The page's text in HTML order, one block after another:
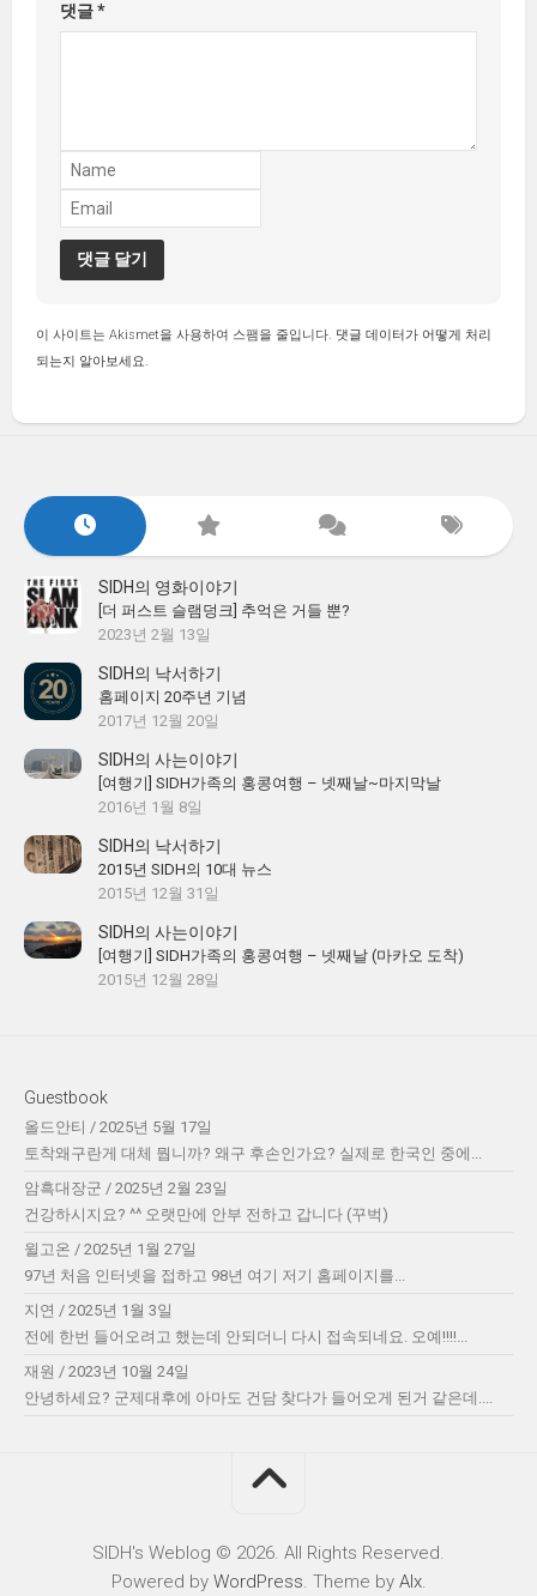
댓글*
이 사이트는 Akismet을 사용하여 스팸을 줄입니다. 댓글 데이터가 어떻게 처리
되는지 알아보세요.
SIDH의 영화이야기
[더 퍼스트 슬램덩크] 추억은 거들 뿐?
2023년 2월 13일
SIDH의 낙서하기
홈페이지 20주년 기념
2017년 12월 20일
SIDH의 사는이야기
[여행기] SIDH가족의 홍콩여행 – 넷째날~마지막날
2016년 1월 8일
SIDH의 낙서하기
2015년 SIDH의 10대 뉴스
2015년 12월 31일
SIDH의 사는이야기
[여행기] SIDH가족의 홍콩여행 – 넷째날 (마카오 도착)
2015년 12월 28일
Guestbook
올드안티 / 2025년 5월 17일
토착왜구란게 대체 뭡니까? 왜구 후손인가요? 실제로 한국인 중에...
암흑대장군 / 2025년 2월 23일
건강하시지요? ^^ 오랫만에 안부 전하고 갑니다 (꾸벅)
윌고온 / 2025년 1월 27일
97년 처음 인터넷을 접하고 98년 여기 저기 홈페이지를...
지연 / 2025년 1월 3일
전에 한번 들어오려고 했는데 안되더니 다시 접속되네요. 오예!!!!...
재원 / 2023년 10월 24일
안녕하세요? 군제대후에 아마도 건담 찾다가 들어오게 된거 같은데....
SIDH′s Weblog © 2026. All Rights Reserved.
Powered by WordPress. Theme by Alx.